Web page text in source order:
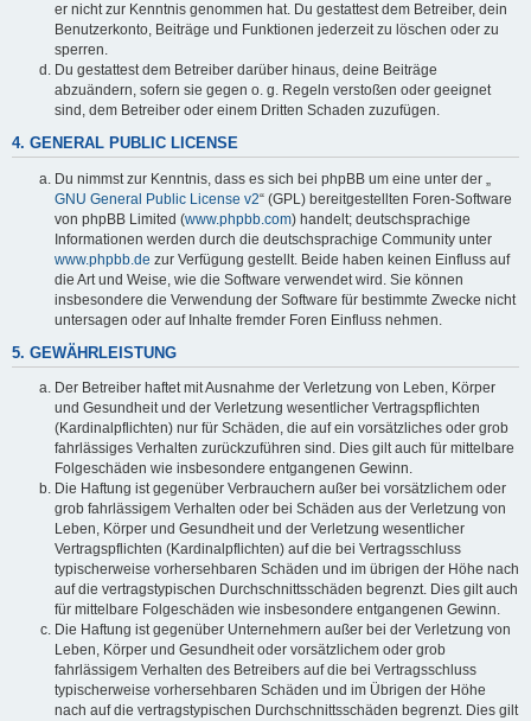
er nicht zur Kenntnis genommen hat. Du gestattest dem Betreiber, dein
Benutzerkonto, Beiträge und Funktionen jederzeit zu löschen oder zu
sperren.
Du gestattest dem Betreiber darüber hinaus, deine Beiträge
abzuändern, sofern sie gegen o. g. Regeln verstoßen oder geeignet
sind, dem Betreiber oder einem Dritten Schaden zuzufügen.
4. GENERAL PUBLIC LICENSE
Du nimmst zur Kenntnis, dass es sich bei phpBB um eine unter der „
GNU General Public License v2“ (GPL) bereitgestellten Foren-Software
von phpBB Limited (www.phpbb.com) handelt; deutschsprachige
Informationen werden durch die deutschsprachige Community unter
www.phpbb.de zur Verfügung gestellt. Beide haben keinen Einfluss auf
die Art und Weise, wie die Software verwendet wird. Sie können
insbesondere die Verwendung der Software für bestimmte Zwecke nicht
untersagen oder auf Inhalte fremder Foren Einfluss nehmen.
5. GEWÄHRLEISTUNG
Der Betreiber haftet mit Ausnahme der Verletzung von Leben, Körper
und Gesundheit und der Verletzung wesentlicher Vertragspflichten
(Kardinalpflichten) nur für Schäden, die auf ein vorsätzliches oder grob
fahrlässiges Verhalten zurückzuführen sind. Dies gilt auch für mittelbare
Folgeschäden wie insbesondere entgangenen Gewinn.
Die Haftung ist gegenüber Verbrauchern außer bei vorsätzlichem oder
grob fahrlässigem Verhalten oder bei Schäden aus der Verletzung von
Leben, Körper und Gesundheit und der Verletzung wesentlicher
Vertragspflichten (Kardinalpflichten) auf die bei Vertragsschluss
typischerweise vorhersehbaren Schäden und im übrigen der Höhe nach
auf die vertragstypischen Durchschnittsschäden begrenzt. Dies gilt auch
für mittelbare Folgeschäden wie insbesondere entgangenen Gewinn.
Die Haftung ist gegenüber Unternehmern außer bei der Verletzung von
Leben, Körper und Gesundheit oder vorsätzlichem oder grob
fahrlässigem Verhalten des Betreibers auf die bei Vertragsschluss
typischerweise vorhersehbaren Schäden und im Übrigen der Höhe
nach auf die vertragstypischen Durchschnittsschäden begrenzt. Dies gilt